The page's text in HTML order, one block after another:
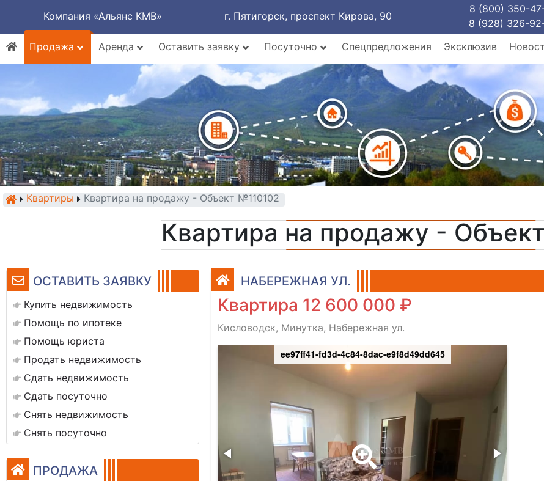
Компания «Альянс КМВ» г. Пятигорск, проспект Кирова, 90
8 (800) 350-
8 (928) 326-
Продажа
Аренда Оставить заявку Посуточно Спецпредложения Эксклюзив
Квартиры Квартира на продажу - Объект №110102
Квартира на продажу -
ОСТАВИТЬ ЗАЯВКУ
Купить недвижимость
Помощь по ипотеке
Помощь юриста
Продать недвижимость
Сдать недвижимость
Сдать посуточно
Снять недвижимость
Снять посуточно
ПРОДАЖА
НАБЕРЕЖНАЯ УЛ.
Квартира 12 600 000 ₽
Кисловодск, Минутка, Набережная ул.
ee97ff41-fd3d-4c84-8dac-e9f8d49dd645
1789-4ad5-8058-dbac1991d580